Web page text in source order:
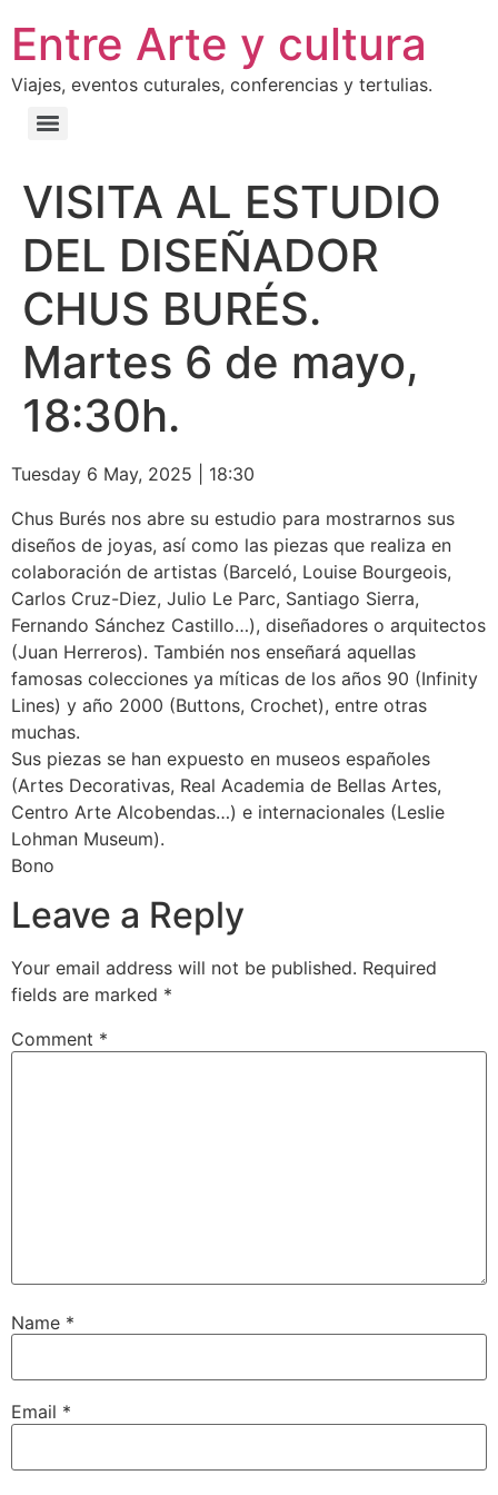
Entre Arte y cultura
Viajes, eventos cuturales, conferencias y tertulias.
VISITA AL ESTUDIO
DEL DISEÑADOR
CHUS BURÉS.
Martes 6 de mayo,
18:30h.
Tuesday 6 May, 2025 18:30
Chus Burés nos abre su estudio para mostrarnos sus
diseños de joyas, así como las piezas que realiza en
colaboración de artistas (Barceló, Louise Bourgeois,
Carlos Cruz-Diez, Julio Le Parc, Santiago Sierra,
Fernando Sánchez Castillo…), diseñadores o arquitectos
(Juan Herreros). También nos enseñará aquellas
famosas colecciones ya míticas de los años 90 (Infinity
Lines) y año 2000 (Buttons, Crochet), entre otras
muchas.
Sus piezas se han expuesto en museos españoles
(Artes Decorativas, Real Academia de Bellas Artes,
Centro Arte Alcobendas…) e internacionales (Leslie
Lohman Museum).
Bono
Leave a Reply
Your email address will not be published. Required
fields are marked *
Comment *
Name *
Email *